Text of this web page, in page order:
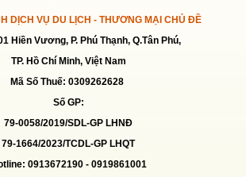
DỊCH VỤ DU LỊCH - THƯƠNG MẠI CHỦ ĐỀ
Hiền Vương, P. Phú Thạnh, Q.Tân Phú,
TP. Hồ Chí Minh, Việt Nam
Mã Số Thuế: 0309262628
Số GP:
79-0058/2019/SDL-GP LHNĐ
79-1664/2023/TCDL-GP LHQT
0913672190 - 0919861001